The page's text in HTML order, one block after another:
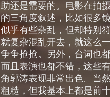
助还是需要的。电影在拍
的三角度叙述，比如很多
似乎有些杂乱，但却特别
就复杂混乱开去，就这么
争争抢抢。另外，台词也
而且表演也都不错，这些
角郭涛表现非常出色。当
粗糙，但我基本上都是前